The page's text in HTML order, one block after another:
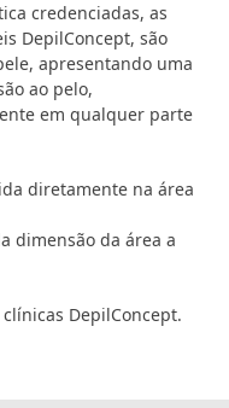
credenciadas, as
DepilConcept, são
apresentando uma
ao pelo,
em qualquer parte
diretamente na área
dimensão da área a
DepilConcept.